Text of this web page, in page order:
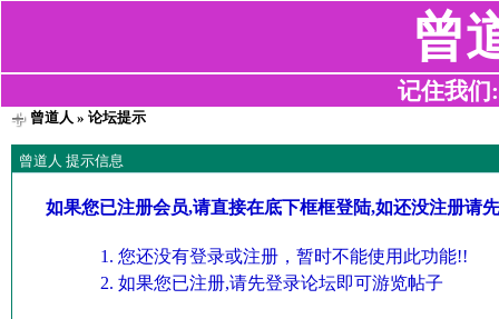
曾
记住我们
曾道人 » 论坛提示
曾道人 提示信息
如果您已注册会员,请直接在底下框框登陆,如还没注册请
您还没有登录或注册，暂时不能使用此功能!!
如果您已注册,请先登录论坛即可游览帖子